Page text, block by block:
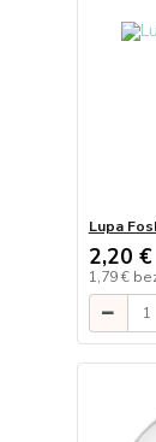
Lupa
2,20 €
1,79 €